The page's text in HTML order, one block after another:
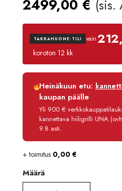
2499,00 € (sis.
TAKKAHUONE-TILI vain
· koroton 12 kk
Luottoaika
Korko
Käsittelymaksu
Maksettava yhteensä
Heinäkuun etu:
kaupan päälle
Yli 900 €
kannettava hiiligrilli UNA
9.8 asti.
+ toimitus 0,00 €
Määrä
Määrä